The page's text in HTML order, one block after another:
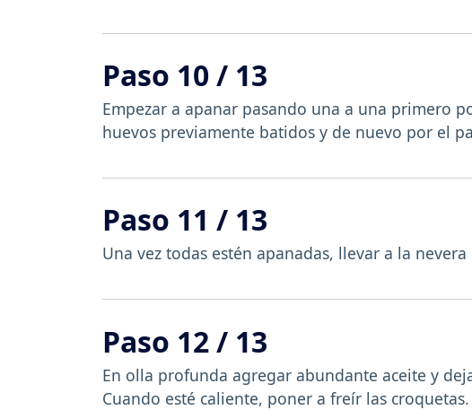
Paso 10 / 13
Empezar a apanar pasando una a una primero
huevos previamente batidos y de nuevo por el
Paso 11 / 13
Una vez todas estén apanadas, llevar a la
Paso 12 / 13
En olla profunda agregar abundante aceite y
Cuando esté caliente, poner a freír las croquetas.